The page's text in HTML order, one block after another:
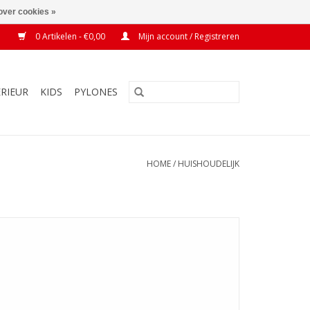
0 Artikelen - €0,00 Mijn account / Registreren
KIDS PYLONES
HOME/ HUISHOUDELIJK
cookies »